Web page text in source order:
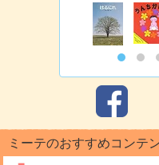
ミーテのおすすめコンテ